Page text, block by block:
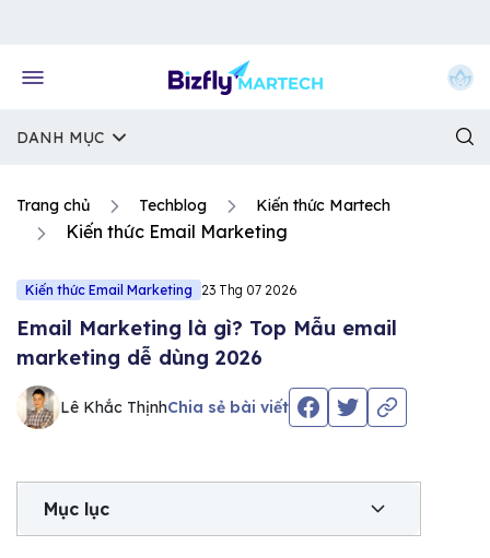
DANH MỤC
Trang chủ Techblog Kiến thức Martech
Kiến thức Email Marketing
Kiến thức Email Marketing 23 Thg 07 2026
Email Marketing là gì? Top Mẫu email
marketing dễ dùng 2026
Lê Khắc ThịnhChia sẻ bài viết
Mục lục